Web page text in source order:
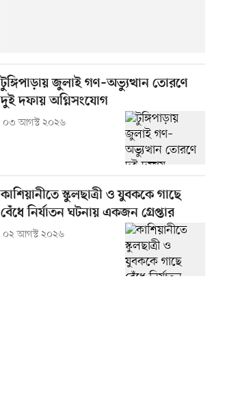
টুঙ্গিপাড়ায় জুলাই গণ–অভ্যুত্থান তোরণে
দুই দফায় অগ্নিসংযোগ
০৩ আগস্ট ২০২৬
কাশিয়ানীতে স্কুলছাত্রী ও যুবককে গাছে
বেঁধে নির্যাতন ঘটনায় একজন গ্রেপ্তার
০২ আগস্ট ২০২৬